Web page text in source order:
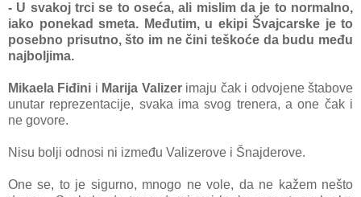
- U svakoj trci se to oseća, ali mislim da je to normalno,
iako ponekad smeta. Međutim, u ekipi Švajcarske je to
posebno prisutno, što im ne čini teškoće da budu među
najboljima.
Mikaela Fiđini i Marija Valizerimaju čak i odvojene štabove
unutar reprezentacije, svaka ima svog trenera, a one čak i
ne govore.
Nisu bolji odnosi ni između Valizerove i Šnajderove.
One se, to je sigurno, mnogo ne vole, da ne kažem nešto